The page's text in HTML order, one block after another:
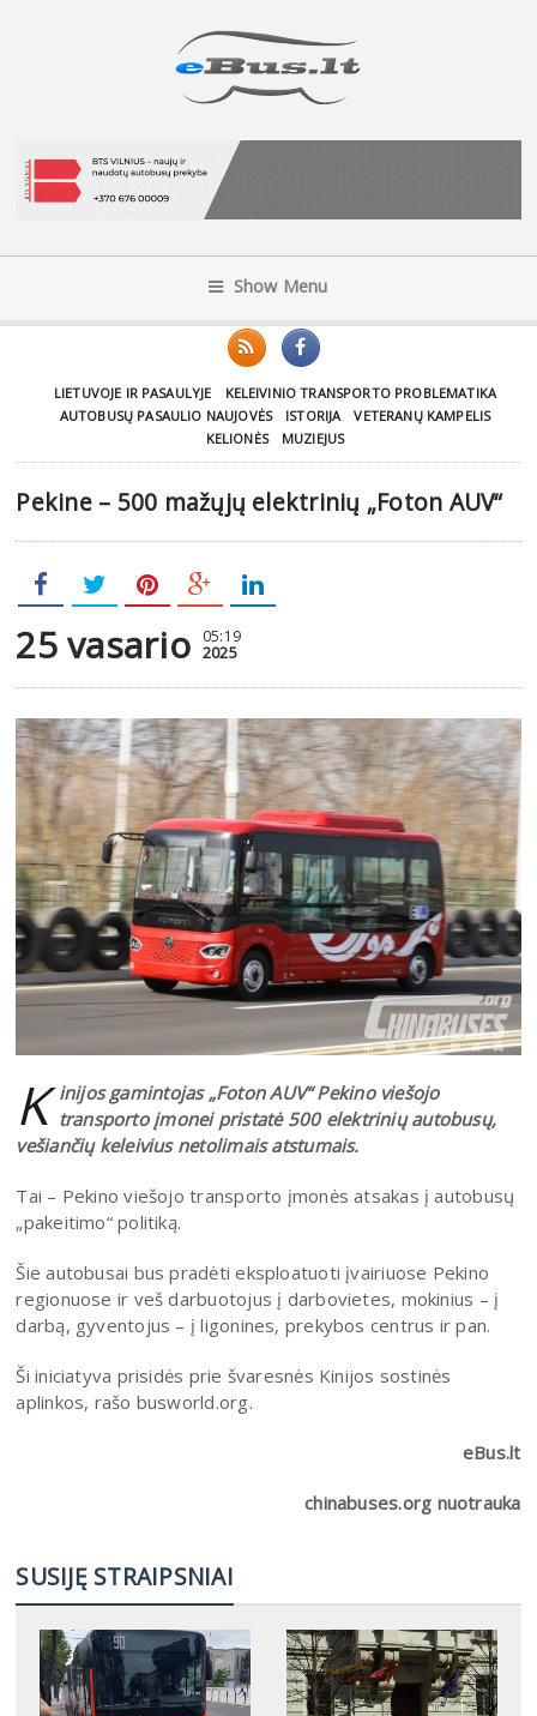
Show Menu
LIETUVOJE IR PASAULYJE
KELEIVINIO TRANSPORTO PROBLEMATIKA
AUTOBUSŲ PASAULIO NAUJOVĖS
ISTORIJA
VETERANŲ KAMPELIS
KELIONĖS
MUZIEJUS
Pekine – 500 mažųjų elektrinių „Foton AUV“
25 vasario 05:19
2025
K inijos gamintojas „Foton AUV“ Pekino viešojo
transporto įmonei pristatė 500 elektrinių autobusų,
vešiančių keleivius netolimais atstumais.
Tai – Pekino viešojo transporto įmonės atsakas į autobusų
„pakeitimo“ politiką.
Šie autobusai bus pradėti eksploatuoti įvairiuose Pekino
regionuose ir veš darbuotojus į darbovietes, mokinius – į
darbą, gyventojus – į ligonines, prekybos centrus ir pan.
Ši iniciatyva prisidės prie švaresnės Kinijos sostinės
aplinkos, rašo busworld.org.
eBus.lt
chinabuses.org nuotrauka
SUSIJĘ STRAIPSNIAI